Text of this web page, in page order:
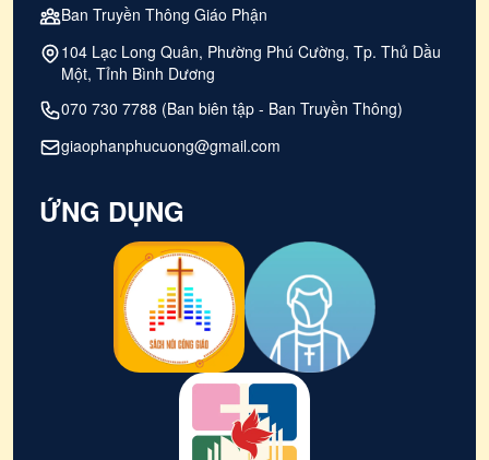
Ban Truyền Thông Giáo Phận
104 Lạc Long Quân, Phường Phú Cường, Tp. Thủ Dầu
Một, Tỉnh Bình Dương
070 730 7788 (Ban biên tập - Ban Truyền Thông)
giaophanphucuong@gmail.com
ỨNG DỤNG